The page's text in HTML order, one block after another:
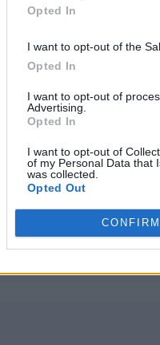
Opted In
I want to opt-out of the
Opted In
I want to opt-out of
Advertising.
Opted In
I want to opt-out of
of my Personal Data that
was collected.
Opted Out
CONFIRM